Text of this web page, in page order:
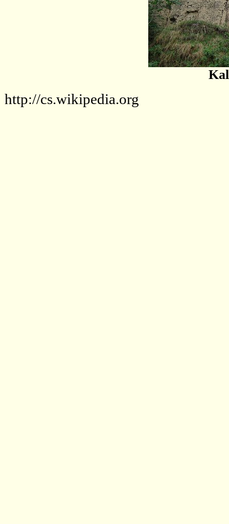
http://cs.wikipedia.org